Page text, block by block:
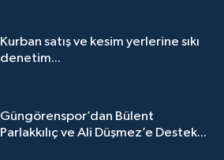
Kurban satış ve kesim yerlerine sıkı
denetim...
Güngörenspor’dan Bülent
Parlakkılıç ve Ali Düşmez’e Destek...